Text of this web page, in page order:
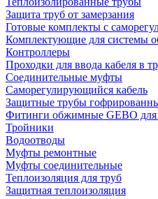
Защита труб от замерзания
Готовые комплекты с
Комплектующие для системы
Контроллеры
Проходки для ввода кабеля в
Соединительные муфты
Саморегулирующийся кабель
Защитные трубы
Фитинги обжимные GEBO для
Тройники
Водоотводы
Муфты ремонтные
Муфты соединительные
Теплоизоляция для труб
Защитная теплоизоляция